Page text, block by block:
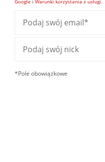
Google i Warunki korzystania z usługi.
*Pole obowiązkowe